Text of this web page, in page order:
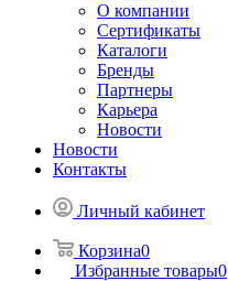
О компании
Сертификаты
Каталоги
Бренды
Партнеры
Карьера
Новости
Новости
Контакты
Личный кабинет
Корзина0
Избранные товары0